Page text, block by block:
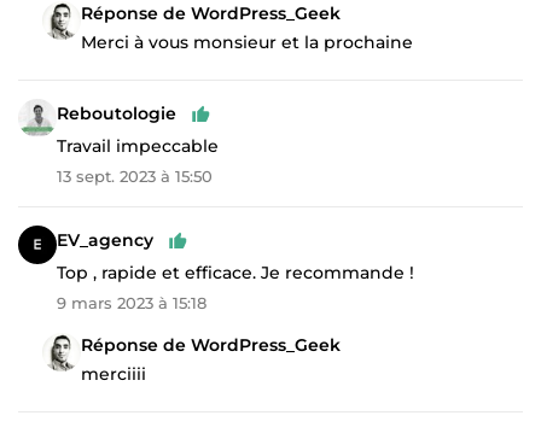
Réponse de WordPress_Geek
Merci à vous monsieur et la prochaine
Reboutologie
Travail impeccable
13 sept. 2023 à 15:50
EV_agency
Top , rapide et efficace. Je recommande !
9 mars 2023 à 15:18
Réponse de WordPress_Geek
merciiii